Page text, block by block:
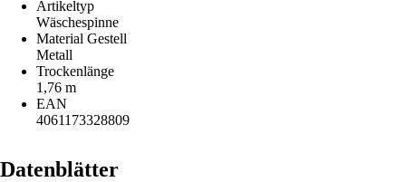
Artikeltyp
Wäschespinne
Material Gestell
Metall
Trockenlänge
1,76 m
EAN
4061173328809
Datenblätter